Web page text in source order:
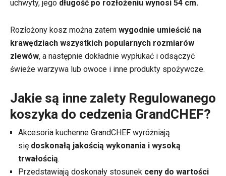
uchwyty, jego długość po rozłożeniu wynosi 54 cm.
Rozłożony kosz można zatem wygodnie umieścić na
krawędziach wszystkich popularnych rozmiarów
zlewów, a następnie dokładnie wypłukać i odsączyć
świeże warzywa lub owoce i inne produkty spożywcze.
Jakie są inne zalety Regulowanego
koszyka do cedzenia GrandCHEF?
Akcesoria kuchenne GrandCHEF wyróżniają
się doskonałą jakością wykonania i wysoką
trwałością.
Przedstawiają doskonały stosunek ceny do wartości